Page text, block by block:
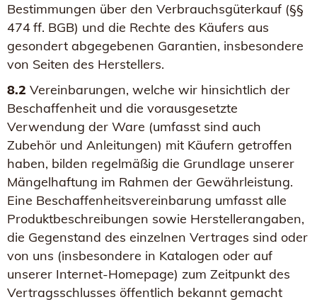
Bestimmungen über den Verbrauchsgüterkauf (§§
474 ff. BGB) und die Rechte des Käufers aus
gesondert abgegebenen Garantien, insbesondere
von Seiten des Herstellers.
8.2 Vereinbarungen, welche wir hinsichtlich der
Beschaffenheit und die vorausgesetzte
Verwendung der Ware (umfasst sind auch
Zubehör und Anleitungen) mit Käufern getroffen
haben, bilden regelmäßig die Grundlage unserer
Mängelhaftung im Rahmen der Gewährleistung.
Eine Beschaffenheitsvereinbarung umfasst alle
Produktbeschreibungen sowie Herstellerangaben,
die Gegenstand des einzelnen Vertrages sind oder
von uns (insbesondere in Katalogen oder auf
unserer Internet-Homepage) zum Zeitpunkt des
Vertragsschlusses öffentlich bekannt gemacht